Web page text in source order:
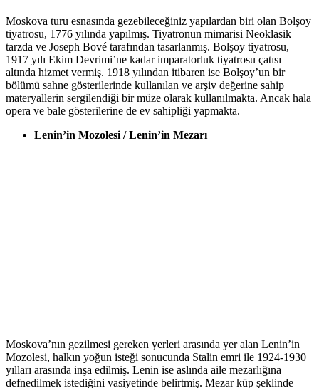
Moskova turu esnasında gezebileceğiniz yapılardan biri olan Bolşoy
tiyatrosu, 1776 yılında yapılmış. Tiyatronun mimarisi Neoklasik
tarzda ve Joseph Bové tarafından tasarlanmış. Bolşoy tiyatrosu,
1917 yılı Ekim Devrimi’ne kadar imparatorluk tiyatrosu çatısı
altında hizmet vermiş. 1918 yılından itibaren ise Bolşoy’un bir
bölümü sahne gösterilerinde kullanılan ve arşiv değerine sahip
materyallerin sergilendiği bir müze olarak kullanılmakta. Ancak hala
opera ve bale gösterilerine de ev sahipliği yapmakta.
Lenin’in Mozolesi / Lenin’in Mezarı
Moskova’nın gezilmesi gereken yerleri arasında yer alan Lenin’in
Mozolesi, halkın yoğun isteği sonucunda Stalin emri ile 1924-1930
yılları arasında inşa edilmiş. Lenin ise aslında aile mezarlığına
defnedilmek istediğini vasiyetinde belirtmiş. Mezar küp şeklinde